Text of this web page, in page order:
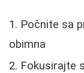
Počnite sa
obimna
Fokusirajte